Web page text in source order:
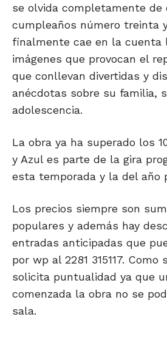
se olvida completamente de
cumpleaños número treinta
finalmente cae en la cuenta
imágenes que provocan el
que conllevan divertidas y
anécdotas sobre su familia,
adolescencia.
La obra ya ha superado los
y Azul es parte de la gira
esta temporada y la del año
Los precios siempre son
populares y además hay
entradas anticipadas que
por wp al 2281 315117. Como
solicita puntualidad ya que
comenzada la obra no se
sala.